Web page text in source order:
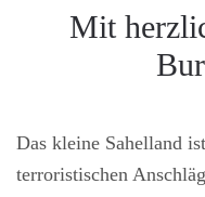
Mit
Das kleine Sahelland
terroristischen